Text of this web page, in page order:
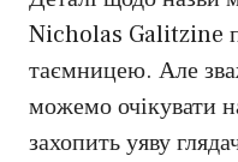
Nicholas Galitzine
таємницею. Але
можемо очікувати
захопить уяву